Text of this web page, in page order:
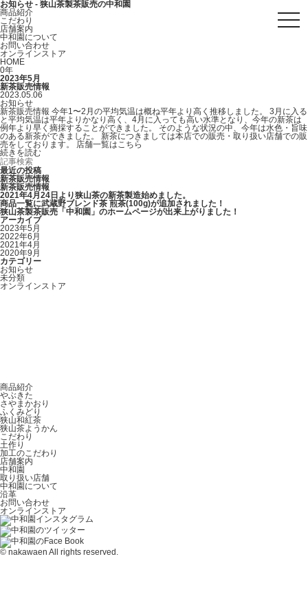
お知らせ - 狭山茶製茶販売の中和園
商品紹介
こだわり
店舗案内
中和園について
お問い合わせ
オンラインストア
HOME
0年
2023年5月
新茶販売情報
2023.05.06
お知らせ
新茶販売情報 今年1〜2月の平均気温は概ね平年より高く推移しました。 3月に入る
と平均気温は平年よりかなり高く、4月に入っても高い水準となり、今年の新茶は
例年より早く摘採することができました。 そのような状況の中、今年は水色・旨味
のある新茶ができました。 新茶につきましては本店での販売・取り扱い店舗での販
売をしております。 店舗一覧はこちら
続きを読む
最近の投稿
新茶販売情報
新茶販売情報
2021年4月24日より狭山茶の新茶製造始めました。
商品一覧に武蔵野ブレンド茶 煎茶(100g)が追加されました！
狭山茶製茶販売「中和園」のホームページが出来上がりました！
アーカイブ
2023年5月
2022年6月
2021年4月
2020年9月
カテゴリー
お知らせ
未分類
オンラインストア
商品紹介
やぶきた
さやまかおり
ふくみどり
狭山和紅茶
狭山茶ようかん
こだわり
土作り
加工のこだわり
店舗案内
中和園
取り扱い店舗
中和園について
沿革
お問い合わせ
オンラインストア
© nakawaen All rights reserved.